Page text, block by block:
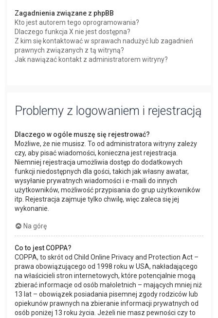
Zagadnienia związane z phpBB
Kto jest autorem tego oprogramowania?
Dlaczego funkcja X nie jest dostępna?
Z kim się kontaktować w sprawach nadużyć lub zagadnień
prawnych związanych z tą witryną?
Jak nawiązać kontakt z administratorem witryny?
Problemy z logowaniem i rejestracją
Dlaczego w ogóle muszę się rejestrować?
Możliwe, że nie musisz. To od administratora witryny zależy
czy, aby pisać wiadomości, konieczna jest rejestracja.
Niemniej rejestracja umożliwia dostęp do dodatkowych
funkcji niedostępnych dla gości, takich jak własny awatar,
wysyłanie prywatnych wiadomości i e-maili do innych
użytkowników, możliwość przypisania do grup użytkowników
itp. Rejestracja zajmuje tylko chwilę, więc zaleca się jej
wykonanie.
Na górę
Co to jest COPPA?
COPPA, to skrót od Child Online Privacy and Protection Act –
prawa obowiązującego od 1998 roku w USA, nakładającego
na właścicieli stron internetowych, które potencjalnie mogą
zbierać informacje od osób małoletnich – mających mniej niż
13 lat – obowiązek posiadania pisemnej zgody rodziców lub
opiekunów prawnych na zbieranie informacji prywatnych od
osób poniżej 13 roku życia. Jeżeli nie masz pewności czy to